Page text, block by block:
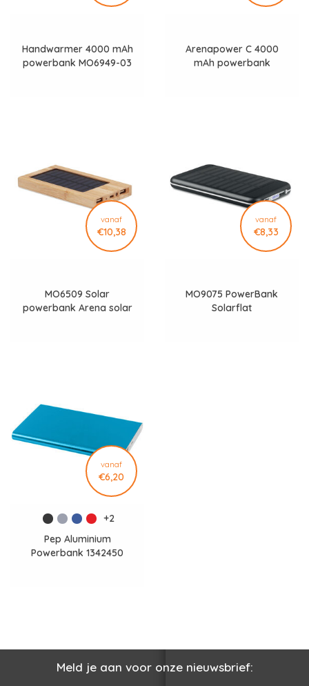
Handwarmer 4000 mAh
powerbank MO6949-03
Arenapower C 4000
mAh powerbank
vanaf
€10,38
MO6509 Solar
powerbank Arena solar
vanaf
€8,33
MO9075 PowerBank
Solarflat
vanaf
€6,20
+2
Pep Aluminium
Powerbank 1342450
Meld je aan voor onze nieuwsbrief: